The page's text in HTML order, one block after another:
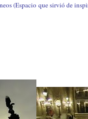
(Espacio que sirvió de